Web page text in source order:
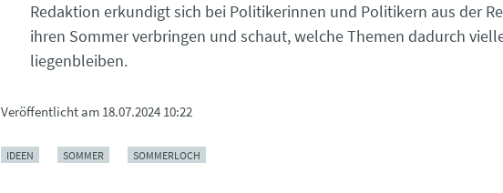
Redaktion erkundigt sich bei Politikerinnen und Politikern aus der
ihren Sommer verbringen und schaut, welche Themen dadurch
liegenbleiben.
Veröffentlicht am 18.07.2024 10:22
IDEEN SOMMER SOMMERLOCH